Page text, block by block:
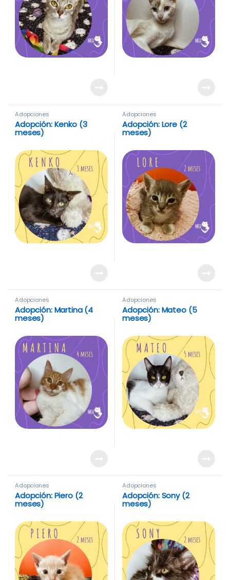
Adopciones
Adopción: Kenko (3
meses)
Adopciones
Adopción: Lore (2
meses)
Adopciones
Adopción: Martina (4
meses)
Adopciones
Adopción: Mateo (5
meses)
Adopciones
Adopción: Piero (2
meses)
Adopciones
Adopción: Sony (2
meses)